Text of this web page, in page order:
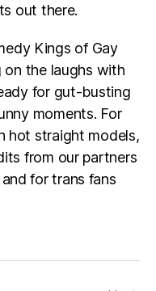
out there.
Kings of Gay
the laughs with
for gut-busting
moments. For
hot straight models,
from our partners
for trans fans